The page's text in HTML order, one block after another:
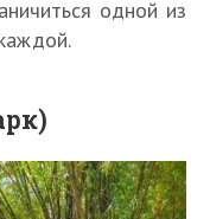
одной из